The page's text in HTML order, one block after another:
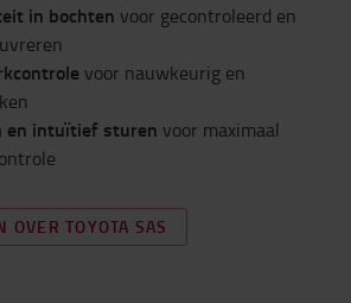
in bochten voor gecontroleerd en
voor nauwkeurig en
en intuïtief sturen voor maximaal
OVER TOYOTA SAS